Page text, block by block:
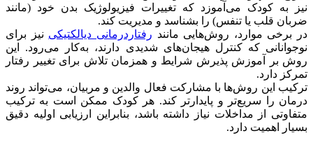
نیز به کودک می‌آموزد که تغییرات فیزیولوژیک بدن خود (مانند
ضربان قلب یا تنفس) را بشناسد و مدیریت کند.
در برخی موارد، روش‌هایی مانند رفتاردرمانی دیالکتیکی نیز برای
نوجوانانی که کنترل هیجان‌های شدیدی دارند، به‌کار می‌رود. این
روش بر آموزش پذیرش شرایط و همزمان تلاش برای تغییر رفتار
تمرکز دارد.
ترکیب این روش‌ها با مشارکت فعال والدین و مربیان، می‌تواند روند
درمان را سریع‌تر و پایدارتر کند. هر کودک ممکن است به ترکیب
متفاوتی از مداخلات نیاز داشته باشد، بنابراین ارزیابی اولیه دقیق
بسیار اهمیت دارد.